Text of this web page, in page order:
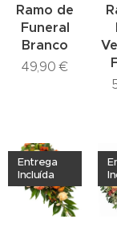
Ramo de
Funeral
Branco
49,90 €
Entrega
Incluída